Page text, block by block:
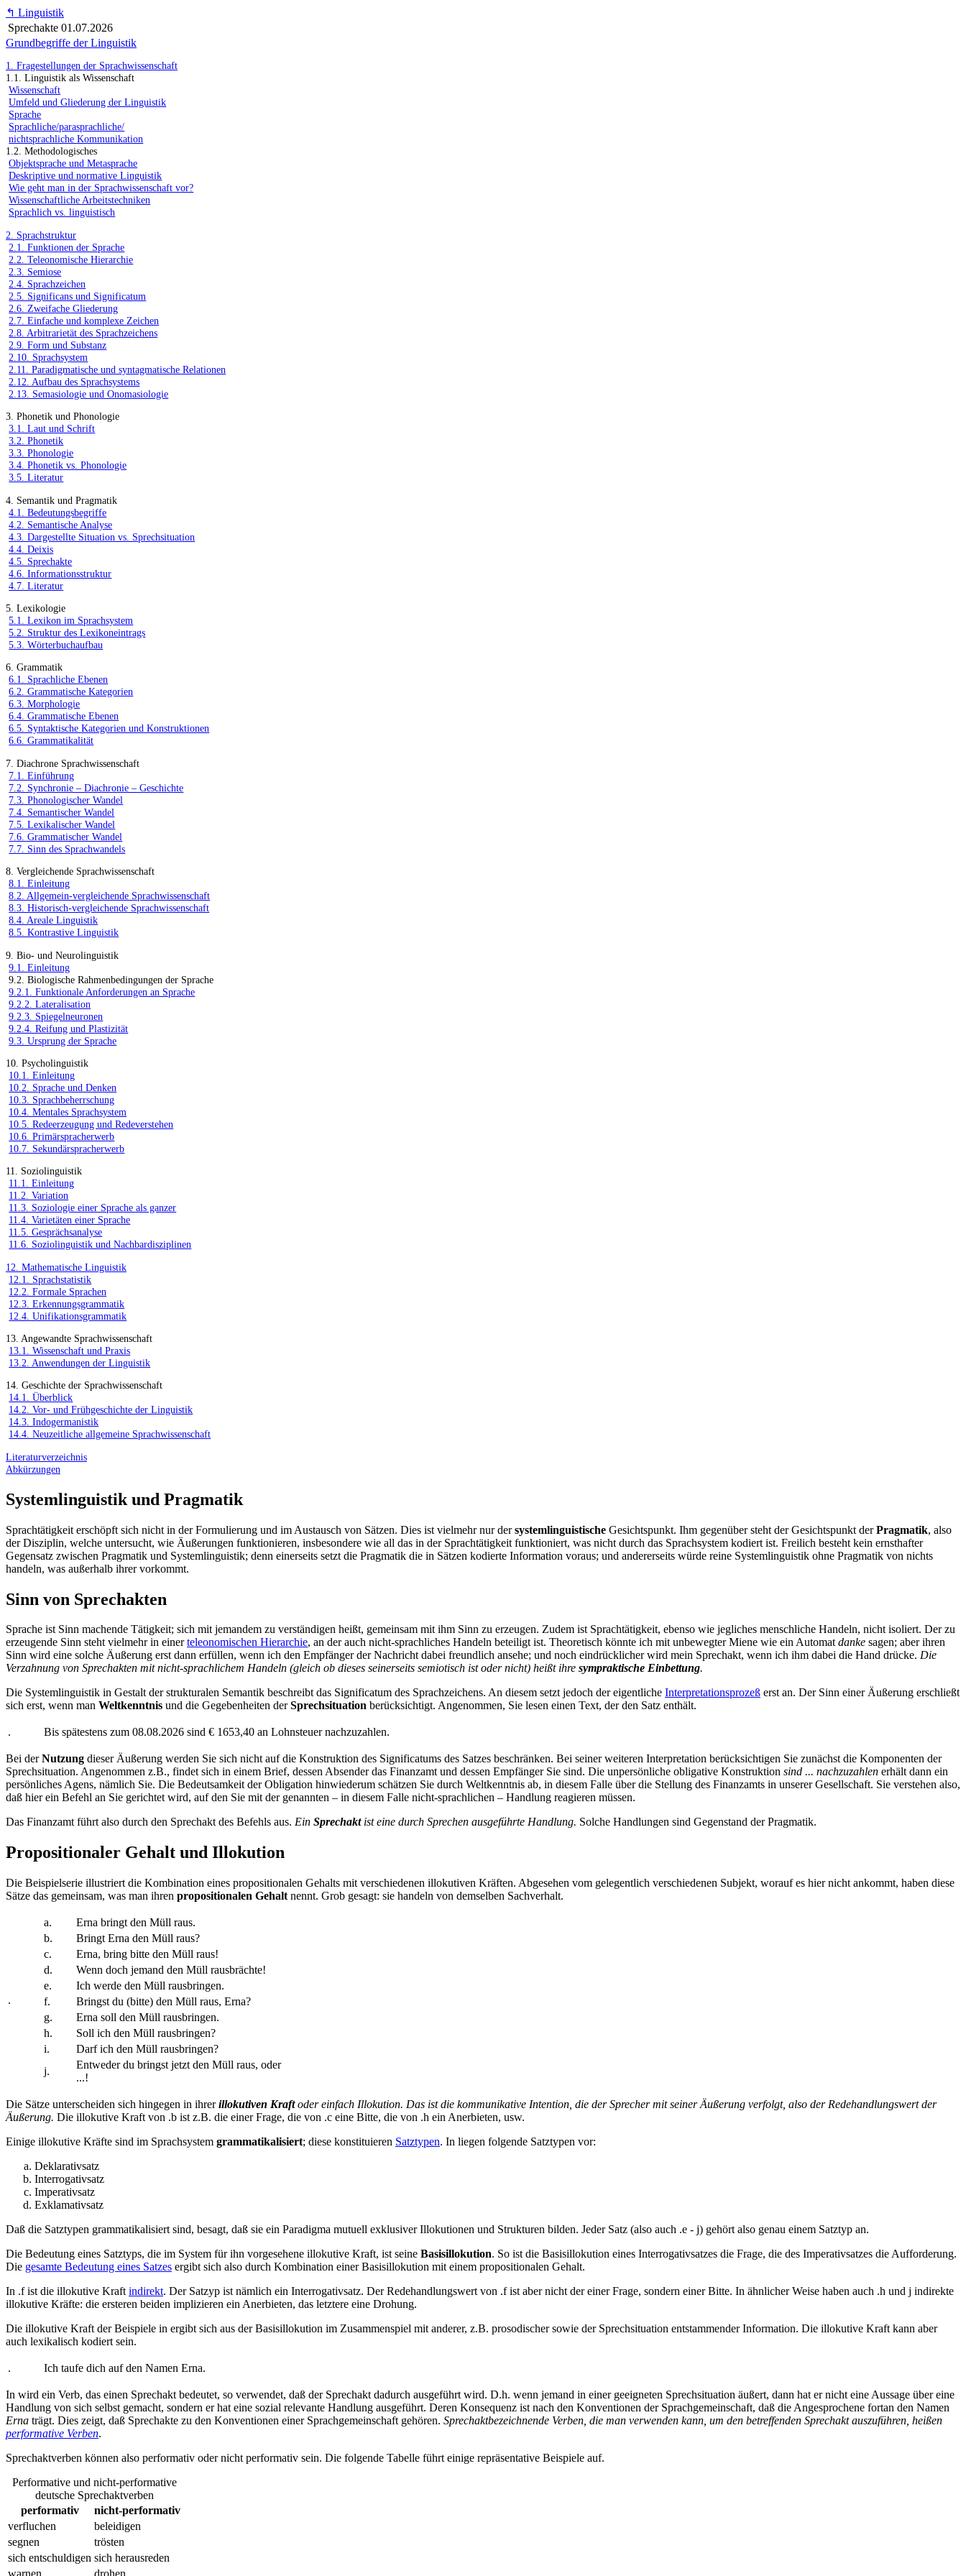
↰ Linguistik
Sprechakte 01.07.2026
Grundbegriffe der Linguistik
1. Fragestellungen der Sprachwissenschaft
1.1. Linguistik als Wissenschaft
Wissenschaft
Umfeld und Gliederung der Linguistik
Sprache
Sprachliche/parasprachliche/
nichtsprachliche Kommunikation
1.2. Methodologisches
Objektsprache und Metasprache
Deskriptive und normative Linguistik
Wie geht man in der Sprachwissenschaft vor?
Wissenschaftliche Arbeitstechniken
Sprachlich vs. linguistisch
2. Sprachstruktur
2.1. Funktionen der Sprache
2.2. Teleonomische Hierarchie
2.3. Semiose
2.4. Sprachzeichen
2.5. Significans und Significatum
2.6. Zweifache Gliederung
2.7. Einfache und komplexe Zeichen
2.8. Arbitrarietät des Sprachzeichens
2.9. Form und Substanz
2.10. Sprachsystem
2.11. Paradigmatische und syntagmatische Relationen
2.12. Aufbau des Sprachsystems
2.13. Semasiologie und Onomasiologie
3. Phonetik und Phonologie
3.1. Laut und Schrift
3.2. Phonetik
3.3. Phonologie
3.4. Phonetik vs. Phonologie
3.5. Literatur
4. Semantik und Pragmatik
4.1. Bedeutungsbegriffe
4.2. Semantische Analyse
4.3. Dargestellte Situation vs. Sprechsituation
4.4. Deixis
4.5. Sprechakte
4.6. Informationsstruktur
4.7. Literatur
5. Lexikologie
5.1. Lexikon im Sprachsystem
5.2. Struktur des Lexikoneintrags
5.3. Wörterbuchaufbau
6. Grammatik
6.1. Sprachliche Ebenen
6.2. Grammatische Kategorien
6.3. Morphologie
6.4. Grammatische Ebenen
6.5. Syntaktische Kategorien und Konstruktionen
6.6. Grammatikalität
7. Diachrone Sprachwissenschaft
7.1. Einführung
7.2. Synchronie – Diachronie – Geschichte
7.3. Phonologischer Wandel
7.4. Semantischer Wandel
7.5. Lexikalischer Wandel
7.6. Grammatischer Wandel
7.7. Sinn des Sprachwandels
8. Vergleichende Sprachwissenschaft
8.1. Einleitung
8.2. Allgemein-vergleichende Sprachwissenschaft
8.3. Historisch-vergleichende Sprachwissenschaft
8.4. Areale Linguistik
8.5. Kontrastive Linguistik
9. Bio- und Neurolinguistik
9.1. Einleitung
9.2. Biologische Rahmenbedingungen der Sprache
9.2.1. Funktionale Anforderungen an Sprache
9.2.2. Lateralisation
9.2.3. Spiegelneuronen
9.2.4. Reifung und Plastizität
9.3. Ursprung der Sprache
10. Psycholinguistik
10.1. Einleitung
10.2. Sprache und Denken
10.3. Sprachbeherrschung
10.4. Mentales Sprachsystem
10.5. Redeerzeugung und Redeverstehen
10.6. Primärspracherwerb
10.7. Sekundärspracherwerb
11. Soziolinguistik
11.1. Einleitung
11.2. Variation
11.3. Soziologie einer Sprache als ganzer
11.4. Varietäten einer Sprache
11.5. Gesprächsanalyse
11.6. Soziolinguistik und Nachbardisziplinen
12. Mathematische Linguistik
12.1. Sprachstatistik
12.2. Formale Sprachen
12.3. Erkennungsgrammatik
12.4. Unifikationsgrammatik
13. Angewandte Sprachwissenschaft
13.1. Wissenschaft und Praxis
13.2. Anwendungen der Linguistik
14. Geschichte der Sprachwissenschaft
14.1. Überblick
14.2. Vor- und Frühgeschichte der Linguistik
14.3. Indogermanistik
14.4. Neuzeitliche allgemeine Sprachwissenschaft
Literaturverzeichnis
Abkürzungen
Systemlinguistik und Pragmatik
Sprachtätigkeit erschöpft sich nicht in der Formulierung und im Austausch von Sätzen. Dies ist vielmehr nur dersystemlinguistische Gesichtspunkt. Ihm gegenüber steht der Gesichtspunkt derPragmatik, also
der Disziplin, welche untersucht, wie Äußerungen funktionieren, insbesondere wie all das in der Sprachtätigkeit funktioniert, was nicht durch das Sprachsystem kodiert ist. Freilich besteht kein ernsthafter
Gegensatz zwischen Pragmatik und Systemlinguistik; denn einerseits setzt die Pragmatik die in Sätzen kodierte Information voraus; und andererseits würde reine Systemlinguistik ohne Pragmatik von nichts
handeln, was außerhalb ihrer vorkommt.
Sinn von Sprechakten
Sprache ist Sinn machende Tätigkeit; sich mit jemandem zu verständigen heißt, gemeinsam mit ihm Sinn zu erzeugen. Zudem ist Sprachtätigkeit, ebenso wie jegliches menschliche Handeln, nicht isoliert. Der zu
erzeugende Sinn steht vielmehr in einerteleonomischen Hierarchie, an der auch nicht-sprachliches Handeln beteiligt ist. Theoretisch könnte ich mit unbewegter Miene wie ein Automatdanke sagen; aber ihren
Sinn wird eine solche Äußerung erst dann erfüllen, wenn ich den Empfänger der Nachricht dabei freundlich ansehe; und noch eindrücklicher wird mein Sprechakt, wenn ich ihm dabei die Hand drücke. Die
Verzahnung von Sprechakten mit nicht-sprachlichem Handeln (gleich ob dieses seinerseits semiotisch ist oder nicht) heißt ihre sympraktische Einbettung.
Die Systemlinguistik in Gestalt der strukturalen Semantik beschreibt das Significatum des Sprachzeichens. An diesem setzt jedoch der eigentliche Interpretationsprozeß erst an. Der Sinn einer Äußerung erschließt
sich erst, wenn man Weltkenntnis und die Gegebenheiten derSprechsituation berücksichtigt. Angenommen, Sie lesen einen Text, der den Satz enthält.
. Bis spätestens zum 08.08.2026 sind € 1653,40 an Lohnsteuer nachzuzahlen.
Bei derNutzung dieser Äußerung werden Sie sich nicht auf die Konstruktion des Significatums des Satzes beschränken. Bei seiner weiteren Interpretation berücksichtigen Sie zunächst die Komponenten der
Sprechsituation. Angenommen z.B., findet sich in einem Brief, dessen Absender das Finanzamt und dessen Empfänger Sie sind. Die unpersönliche obligative Konstruktion sind ... nachzuzahlen erhält dann ein
persönliches Agens, nämlich Sie. Die Bedeutsamkeit der Obligation hinwiederum schätzen Sie durch Weltkenntnis ab, in diesem Falle über die Stellung des Finanzamts in unserer Gesellschaft. Sie verstehen also,
daß hier ein Befehl an Sie gerichtet wird, auf den Sie mit der genannten – in diesem Falle nicht-sprachlichen – Handlung reagieren müssen.
Das Finanzamt führt also durch den Sprechakt des Befehls aus. Ein Sprechaktist eine durch Sprechen ausgeführte Handlung. Solche Handlungen sind Gegenstand der Pragmatik.
Propositionaler Gehalt und Illokution
Die Beispielserie illustriert die Kombination eines propositionalen Gehalts mit verschiedenen illokutiven Kräften. Abgesehen vom gelegentlich verschiedenen Subjekt, worauf es hier nicht ankommt, haben diese
Sätze das gemeinsam, was man ihren propositionalen Gehalt nennt. Grob gesagt: sie handeln von demselben Sachverhalt.
.
a.
Erna bringt den Müll raus.
b.
Bringt Erna den Müll raus?
c.
Erna, bring bitte den Müll raus!
d.
Wenn doch jemand den Müll rausbrächte!
e.
Ich werde den Müll rausbringen.
f.
Bringst du (bitte) den Müll raus, Erna?
g.
Erna soll den Müll rausbringen.
h.
Soll ich den Müll rausbringen?
i.
Darf ich den Müll rausbringen?
j.
Entweder du bringst jetzt den Müll raus, oder
...!
Die Sätze unterscheiden sich hingegen in ihrerillokutiven Kraftoder einfach Illokution. Das ist die kommunikative Intention, die der Sprecher mit seiner Äußerung verfolgt, also der Redehandlungswert der
Äußerung. Die illokutive Kraft von .b ist z.B. die einer Frage, die von .c eine Bitte, die von .h ein Anerbieten, usw.
Einige illokutive Kräfte sind im Sprachsystem grammatikalisiert; diese konstituieren Satztypen. In liegen folgende Satztypen vor:
Deklarativsatz
Interrogativsatz
Imperativsatz
Exklamativsatz
Daß die Satztypen grammatikalisiert sind, besagt, daß sie ein Paradigma mutuell exklusiver Illokutionen und Strukturen bilden. Jeder Satz (also auch .e - j) gehört also genau einem Satztyp an.
Die Bedeutung eines Satztyps, die im System für ihn vorgesehene illokutive Kraft, ist seine Basisillokution. So ist die Basisillokution eines Interrogativsatzes die Frage, die des Imperativsatzes die Aufforderung.
Die gesamte Bedeutung eines Satzes ergibt sich also durch Kombination einer Basisillokution mit einem propositionalen Gehalt.
In .f ist die illokutive Kraft indirekt. Der Satzyp ist nämlich ein Interrogativsatz. Der Redehandlungswert von .f ist aber nicht der einer Frage, sondern einer Bitte. In ähnlicher Weise haben auch .h und j indirekte
illokutive Kräfte: die ersteren beiden implizieren ein Anerbieten, das letztere eine Drohung.
Die illokutive Kraft der Beispiele in ergibt sich aus der Basisillokution im Zusammenspiel mit anderer, z.B. prosodischer sowie der Sprechsituation entstammender Information. Die illokutive Kraft kann aber
auch lexikalisch kodiert sein.
. Ich taufe dich auf den Namen Erna.
In wird ein Verb, das einen Sprechakt bedeutet, so verwendet, daß der Sprechakt dadurch ausgeführt wird. D.h. wenn jemand in einer geeigneten Sprechsituation äußert, dann hat er nicht eine Aussage über eine
Handlung von sich selbst gemacht, sondern er hat eine sozial relevante Handlung ausgeführt. Deren Konsequenz ist nach den Konventionen der Sprachgemeinschaft, daß die Angesprochene fortan den Namen
Erna trägt. Dies zeigt, daß Sprechakte zu den Konventionen einer Sprachgemeinschaft gehören. Sprechaktbezeichnende Verben, die man verwenden kann, um den betreffenden Sprechakt auszuführen, heißen
performative Verben.
Sprechaktverben können also performativ oder nicht performativ sein. Die folgende Tabelle führt einige repräsentative Beispiele auf.
Performative und nicht-performative
deutsche Sprechaktverben
performativ
nicht-performativ
verfluchen
beleidigen
segnen
trösten
sich entschuldigen sich herausreden